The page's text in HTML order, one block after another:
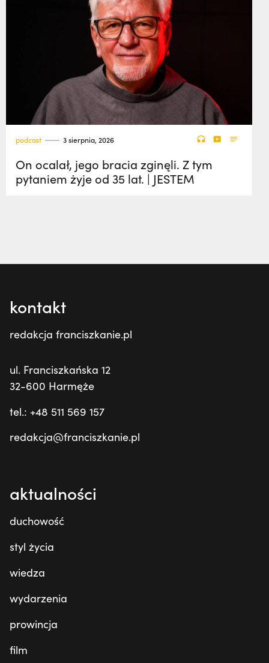
podcast 3 sierpnia, 2026
On ocalał, jego bracia zginęli. Z tym
pytaniem żyje od 35 lat. | JESTEM
kontakt
redakcja franciszkanie.pl
ul. Franciszkańska 12
32-600 Harmęże
tel.: +48 511 569 157
redakcja@franciszkanie.pl
aktualności
duchowość
styl życia
wiedza
wydarzenia
prowincja
film